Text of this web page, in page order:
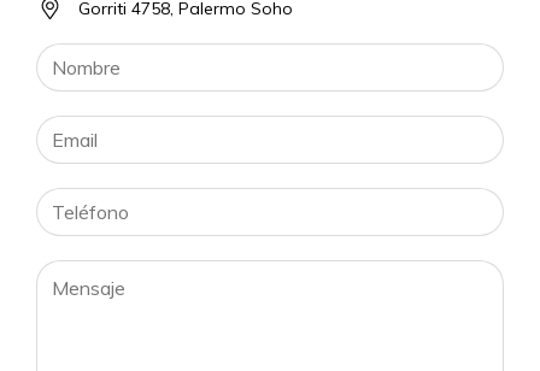
Gorriti 4758, Palermo Soho